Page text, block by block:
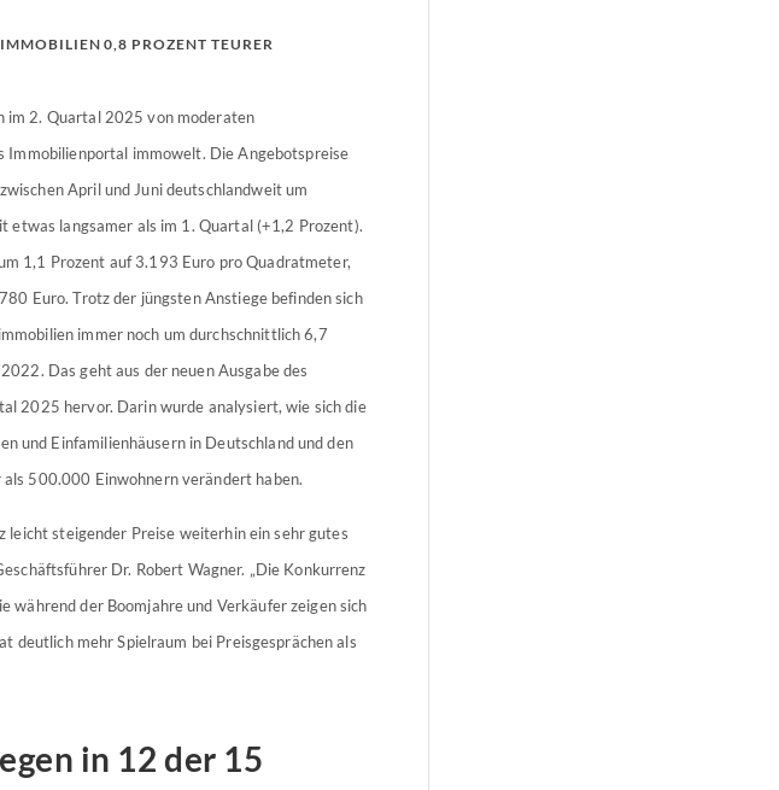
0,8 PROZENT TEURER
im 2. Quartal 2025 von moderaten
Immobilienportal immowelt. Die Angebotspreise
April und Juni deutschlandweit um
etwas langsamer als im 1. Quartal (+1,2 Prozent).
1,1 Prozent auf 3.193 Euro pro Quadratmeter,
Euro. Trotz der jüngsten Anstiege befinden sich
immer noch um durchschnittlich 6,7
Das geht aus der neuen Ausgabe des
2025 hervor. Darin wurde analysiert, wie sich die
und Einfamilienhäusern in Deutschland und den
500.000 Einwohnern verändert haben.
steigender Preise weiterhin ein sehr gutes
Dr. Robert Wagner. „Die Konkurrenz
während der Boomjahre und Verkäufer zeigen sich
deutlich mehr Spielraum bei Preisgesprächen als
in 12 der 15